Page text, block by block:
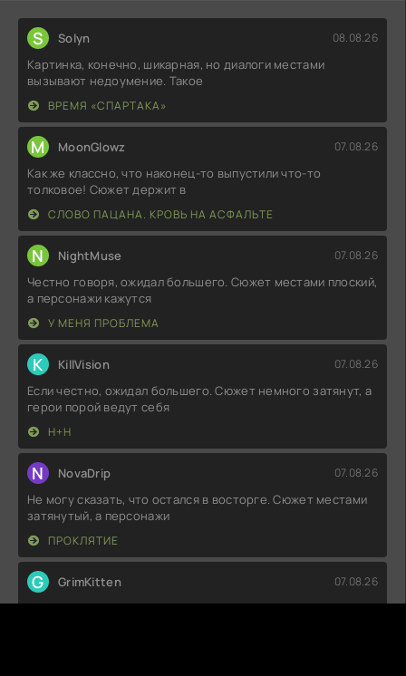
S Solyn 08.08.26
Картинка, конечно, шикарная, но диалоги местами
вызывают недоумение. Такое
ВРЕМЯ «СПАРТАКА»
M MoonGlowz 07.08.26
Как же классно, что наконец-то выпустили что-то
толковое! Сюжет держит в
СЛОВО ПАЦАНА. КРОВЬ НА АСФАЛЬТЕ
N NightMuse 07.08.26
Честно говоря, ожидал большего. Сюжет местами плоский,
а персонажи кажутся
У МЕНЯ ПРОБЛЕМА
K KillVision 07.08.26
Если честно, ожидал большего. Сюжет немного затянут, а
герои порой ведут себя
Н+Н
N NovaDrip 07.08.26
Не могу сказать, что остался в восторге. Сюжет местами
затянутый, а персонажи
ПРОКЛЯТИЕ
G GrimKitten 07.08.26
Вот это поворот! Я вообще не ожидал, что история